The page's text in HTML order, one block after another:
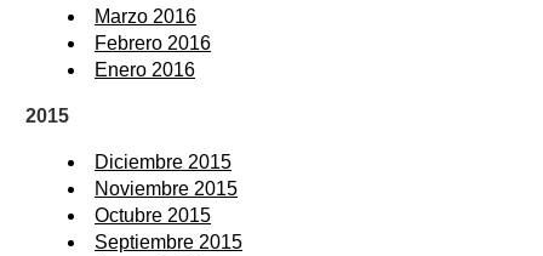
Marzo 2016
Febrero 2016
Enero 2016
2015
Diciembre 2015
Noviembre 2015
Octubre 2015
Septiembre 2015